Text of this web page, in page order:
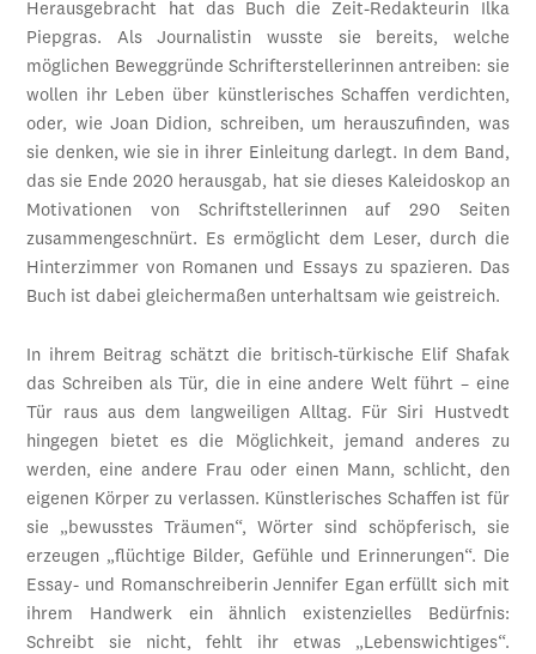
Herausgebracht hat das Buch die Zeit-Redakteurin Ilka
Piepgras. Als Journalistin wusste sie bereits, welche
möglichen Beweggründe Schrifterstellerinnen antreiben: sie
wollen ihr Leben über künstlerisches Schaffen verdichten,
oder, wie Joan Didion, schreiben, um herauszufinden, was
sie denken, wie sie in ihrer Einleitung darlegt. In dem Band,
das sie Ende 2020 herausgab, hat sie dieses Kaleidoskop an
Motivationen von Schriftstellerinnen auf 290 Seiten
zusammengeschnürt. Es ermöglicht dem Leser, durch die
Hinterzimmer von Romanen und Essays zu spazieren. Das
Buch ist dabei gleichermaßen unterhaltsam wie geistreich.
In ihrem Beitrag schätzt die britisch-türkische Elif Shafak
das Schreiben als Tür, die in eine andere Welt führt – eine
Tür raus aus dem langweiligen Alltag. Für Siri Hustvedt
hingegen bietet es die Möglichkeit, jemand anderes zu
werden, eine andere Frau oder einen Mann, schlicht, den
eigenen Körper zu verlassen. Künstlerisches Schaffen ist für
sie „bewusstes Träumen“, Wörter sind schöpferisch, sie
erzeugen „flüchtige Bilder, Gefühle und Erinnerungen“. Die
Essay- und Romanschreiberin Jennifer Egan erfüllt sich mit
ihrem Handwerk ein ähnlich existenzielles Bedürfnis:
Schreibt sie nicht, fehlt ihr etwas „Lebenswichtiges“.